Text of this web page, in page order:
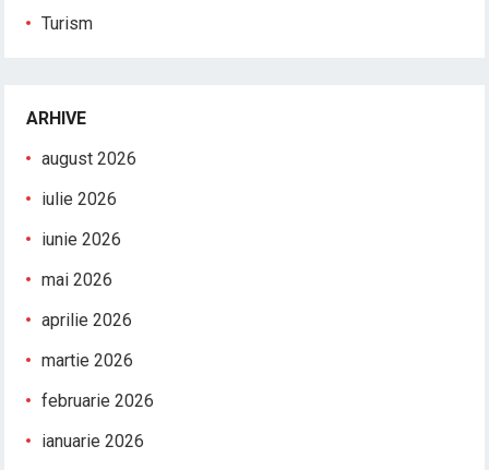
Turism
ARHIVE
august 2026
iulie 2026
iunie 2026
mai 2026
aprilie 2026
martie 2026
februarie 2026
ianuarie 2026